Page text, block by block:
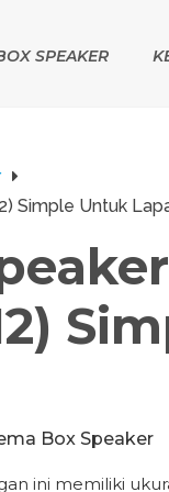
SPEAKER
Simple Untuk
Box Speaker
ini memiliki